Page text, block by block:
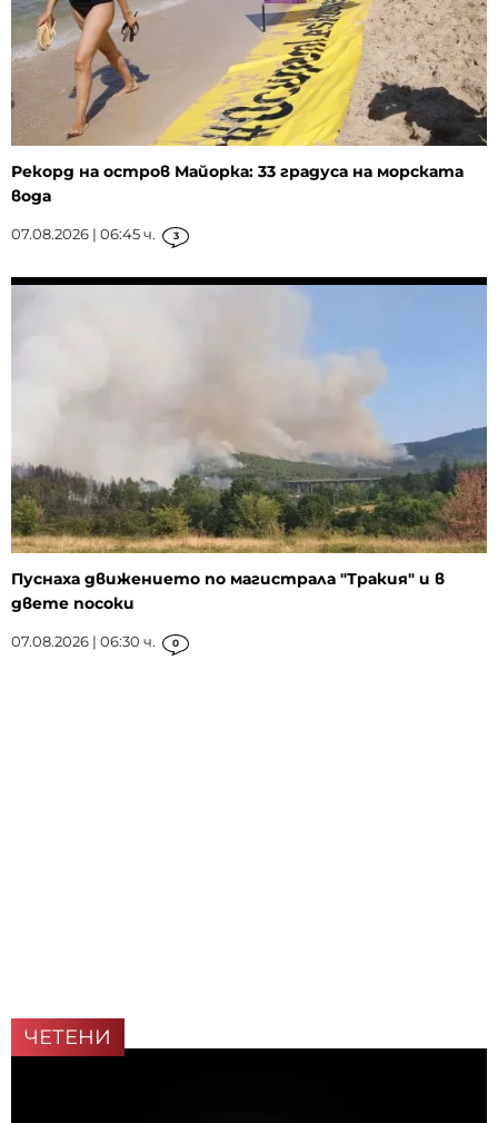
Рекорд на остров Майорка: 33 градуса на морската
вода
07.08.2026 | 06:45 ч. 3
Пуснаха движението по магистрала "Тракия" и в
двете посоки
07.08.2026 | 06:30 ч. 0
ЧЕТЕНИ